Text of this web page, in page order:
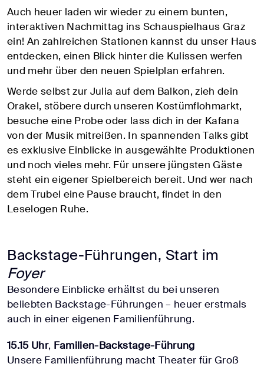
Auch heuer laden wir wieder zu einem bunten,
interaktiven Nachmittag ins Schauspielhaus Graz
ein! An zahlreichen Stationen kannst du unser Haus
entdecken, einen Blick hinter die Kulissen werfen
und mehr über den neuen Spielplan erfahren.
Werde selbst zur Julia auf dem Balkon, zieh dein
Orakel, stöbere durch unseren Kostümflohmarkt,
besuche eine Probe oder lass dich in der Kafana
von der Musik mitreißen. In spannenden Talks gibt
es exklusive Einblicke in ausgewählte Produktionen
und noch vieles mehr. Für unsere jüngsten Gäste
steht ein eigener Spielbereich bereit. Und wer nach
dem Trubel eine Pause braucht, findet in den
Leselogen Ruhe.
Backstage-Führungen, Start im
Foyer
Besondere Einblicke erhältst du bei unseren
beliebten Backstage-Führungen – heuer erstmals
auch in einer eigenen Familienführung.
15.15 Uhr, Familien-Backstage-Führung
Unsere Familienführung macht Theater für Groß